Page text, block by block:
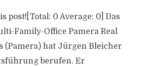
post![Total: 0 Average: 0] Das
Family-Office Pamera Real
(Pamera) hat Jürgen Bleicher
berufen. Er